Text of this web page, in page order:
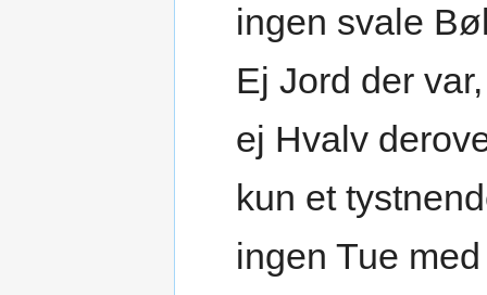
ingen svale
Ej Jord der var,
ej Hvalv
kun et
ingen Tue